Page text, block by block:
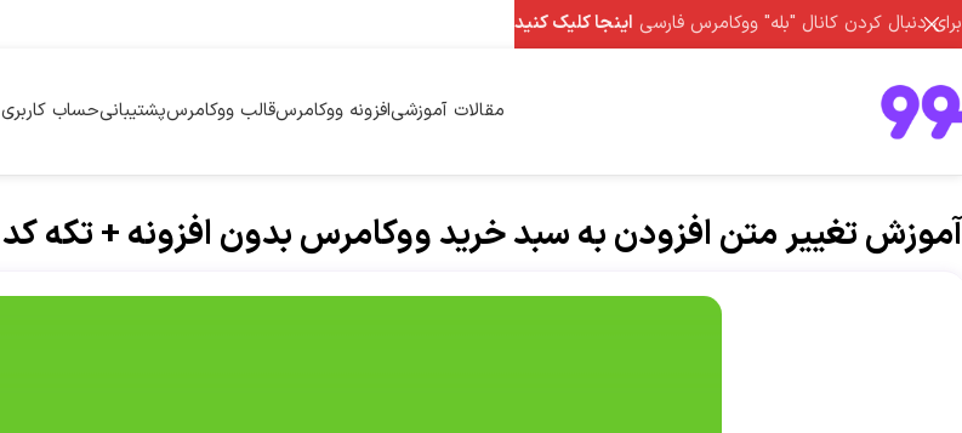
مقالات آموزشیافزونه ووکامرسقالب ووکامرسپشتیبانیحساب کاربری
آموزش تغییر متن افزودن به سبد خرید ووکامرس بدون افزونه + تکه کد
برای دنبال کردن کانال "بله" ووکامرس فارسی اینجا کلیک کنید